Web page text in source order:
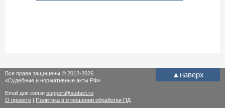
▲ наверх
Все права защищены © 2012-2026
«Судебные и нормативные акты РФ»
Email для связи support@sudact.ru
О проекте | Политика в отношении обработки ПД